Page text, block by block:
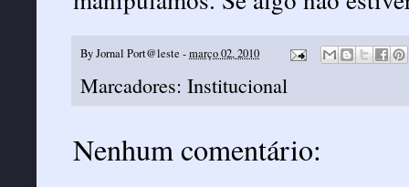
ByJornal Port@leste -março 02, 2010
Marcadores: Institucional
Nenhum comentário: